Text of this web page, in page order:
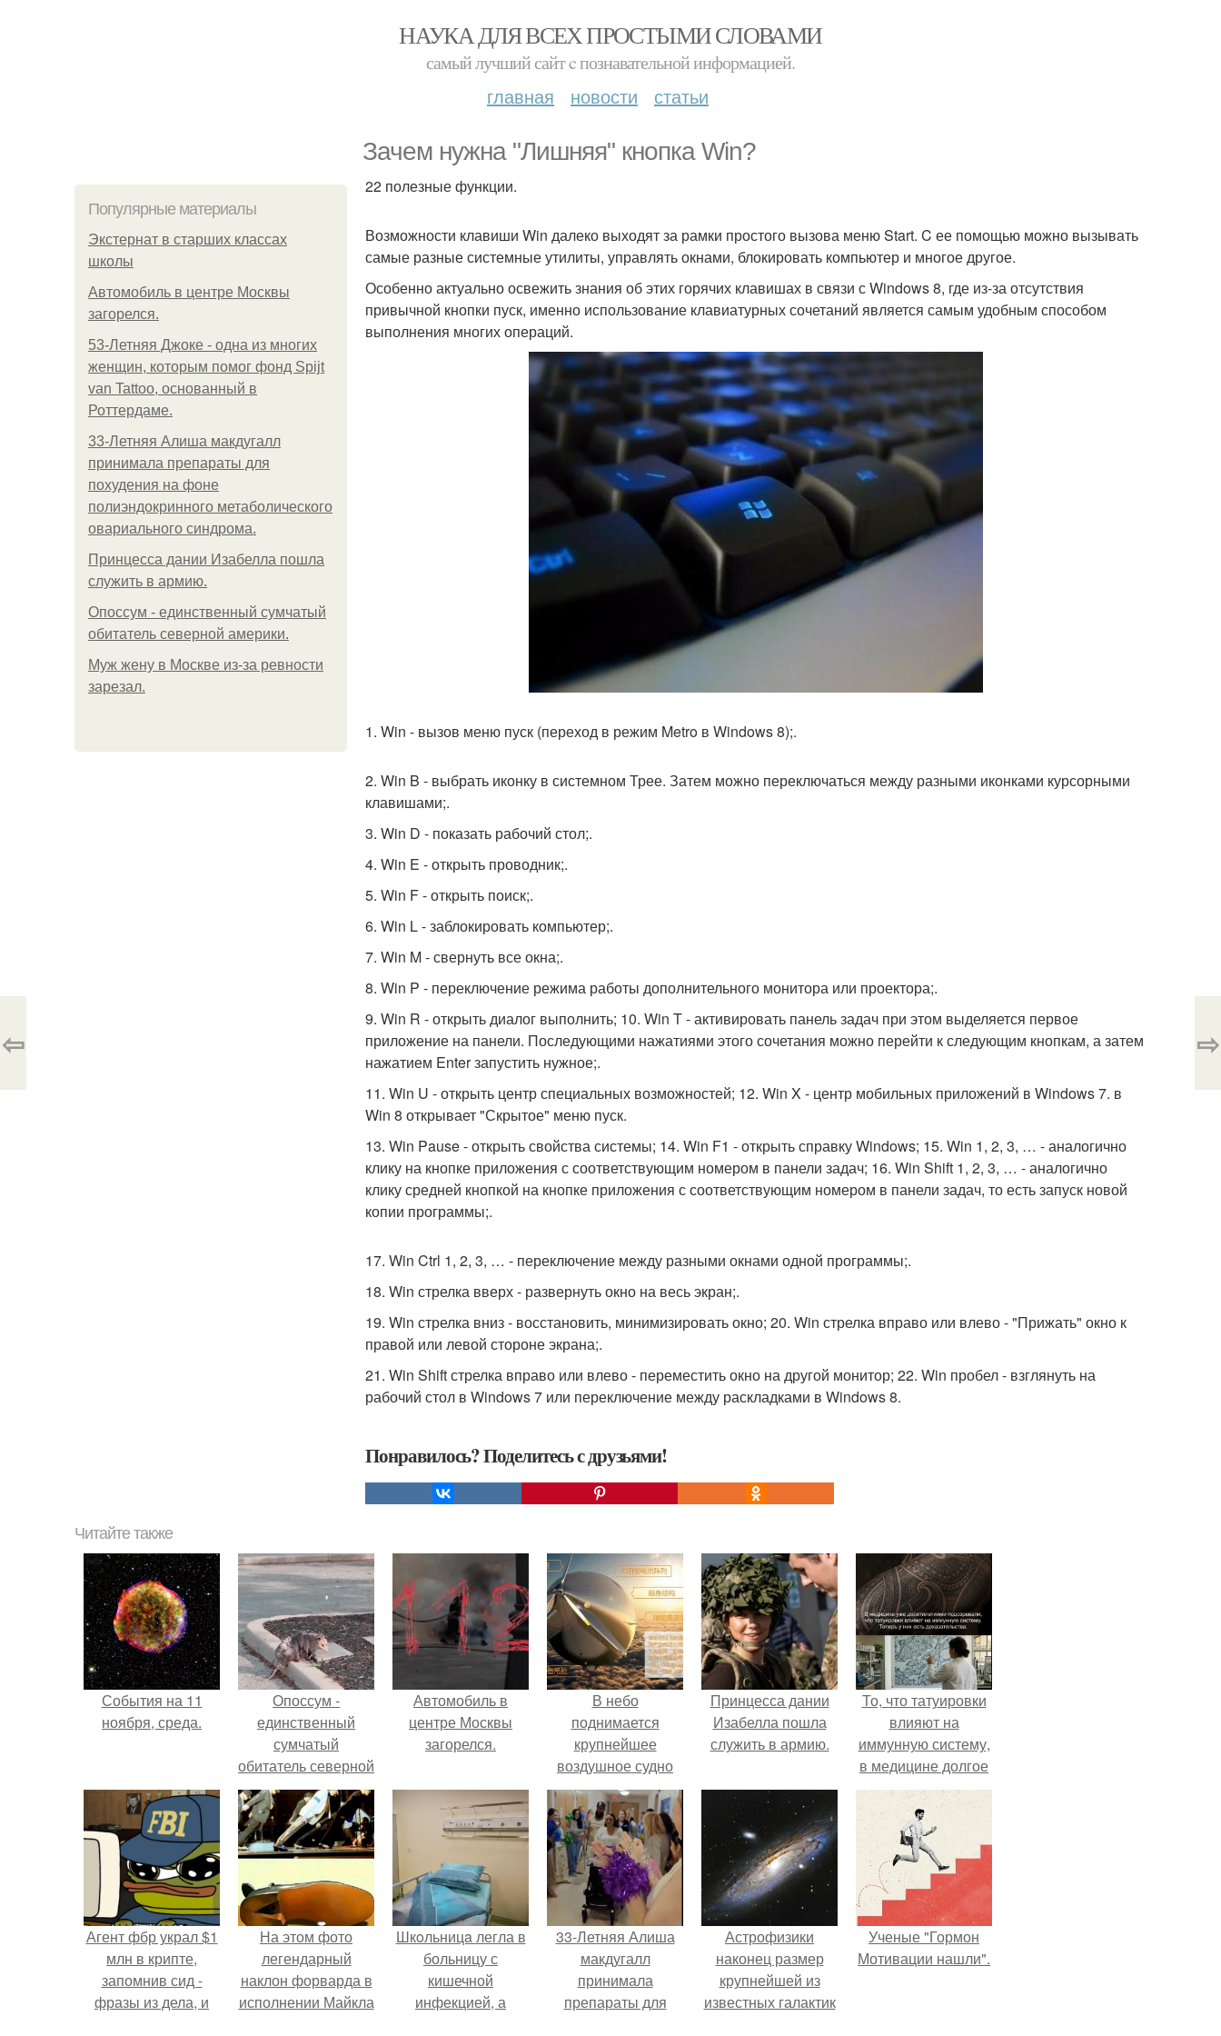
НАУКА ДЛЯ ВСЕХ ПРОСТЫМИ СЛОВАМИ
самый лучший сайт c познавательной информацией.
главная новости статьи
Зачем нужна "Лишняя" кнопка Win?
Популярные материалы
Экстернат в старших классах
школы
Автомобиль в центре Москвы
загорелся.
53-Летняя Джоке - одна из многих
женщин, которым помог фонд Spijt
van Tattoo, основанный в
Роттердаме.
33-Летняя Алиша макдугалл
принимала препараты для
похудения на фоне
полиэндокринного метаболического
овариального синдрома.
Принцесса дании Изабелла пошла
служить в армию.
Опоссум - единственный сумчатый
обитатель северной америки.
Mуж жену в Москве из-за ревности
зарезал.
22 полезные функции.
Возможности клавиши Win далеко выходят за рамки простого вызова меню Start. C ее помощью можно вызывать
самые разные системные утилиты, управлять окнами, блокировать компьютер и многое другое.
Особенно актуально освежить знания об этих горячих клавишах в связи с Windows 8, где из-за отсутствия
привычной кнопки пуск, именно использование клавиатурных сочетаний является самым удобным способом
выполнения многих операций.
1. Win - вызов меню пуск (переход в режим Metro в Windows 8);.
2. Win B - выбрать иконку в системном Трее. Затем можно переключаться между разными иконками курсорными
клавишами;.
3. Win D - показать рабочий стол;.
4. Win E - открыть проводник;.
5. Win F - открыть поиск;.
6. Win L - заблокировать компьютер;.
7. Win M - свернуть все окна;.
8. Win P - переключение режима работы дополнительного монитора или проектора;.
9. Win R - открыть диалог выполнить; 10. Win T - активировать панель задач при этом выделяется первое
приложение на панели. Последующими нажатиями этого сочетания можно перейти к следующим кнопкам, а затем
нажатием Enter запустить нужное;.
11. Win U - открыть центр специальных возможностей; 12. Win X - центр мобильных приложений в Windows 7. в
Win 8 открывает "Скрытое" меню пуск.
13. Win Pause - открыть свойства системы; 14. Win F1 - открыть справку Windows; 15. Win 1, 2, 3, … - аналогично
клику на кнопке приложения с соответствующим номером в панели задач; 16. Win Shift 1, 2, 3, … - аналогично
клику средней кнопкой на кнопке приложения с соответствующим номером в панели задач, то есть запуск новой
копии программы;.
17. Win Ctrl 1, 2, 3, … - переключение между разными окнами одной программы;.
18. Win стрелка вверх - развернуть окно на весь экран;.
19. Win стрелка вниз - восстановить, минимизировать окно; 20. Win стрелка вправо или влево - "Прижать" окно к
правой или левой стороне экрана;.
21. Win Shift стрелка вправо или влево - переместить окно на другой монитор; 22. Win пробел - взглянуть на
рабочий стол в Windows 7 или переключение между раскладками в Windows 8.
Понравилось? Поделитесь с друзьями!
⇦ ⇨
Читайте также
События на 11
ноября, среда.
Опоссум -
единственный
сумчатый
обитатель северной
америки.
Автомобиль в
центре Москвы
загорелся.
В небо
поднимается
крупнейшее
воздушное судно
Китая.
Принцесса дании
Изабелла пошла
служить в армию.
То, что татуировки
влияют на
иммунную систему,
в медицине долгое
время
рассматривалось
лишь как гипотеза.
Агент фбр украл $1
млн в крипте,
запомнив сид -
фразы из дела, и
На этом фото
легендарный
наклон форварда в
исполнении Майкла
Шкoльницa легла в
больницу с
кишечной
инфекцией, а
33-Летняя Алиша
макдугалл
принимала
препараты для
Астрофизики
наконец размер
крупнейшей из
известных галактик
Ученые "Гормон
Мотивации нашли".